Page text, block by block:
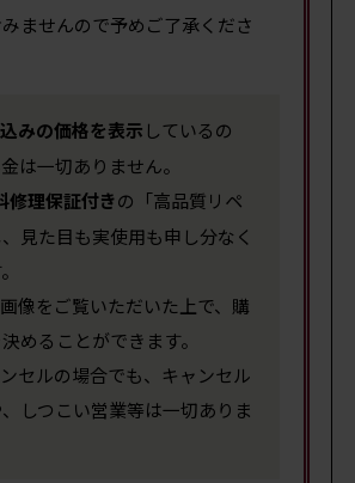
ませんので予めご了承くださ
みの価格を表示 しているの
は一切ありません。
修理保証付きの「高品質リペ
見た目も実使用も申し分なく
像をご覧いただいた上で、購
めることができます。
セルの場合でも、キャンセル
しつこい営業等は一切ありま